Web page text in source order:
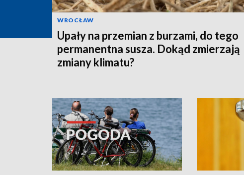
WROCŁAW
Upały na przemian z burzami, do tego
permanentna susza. Dokąd zmierzają
zmiany klimatu?